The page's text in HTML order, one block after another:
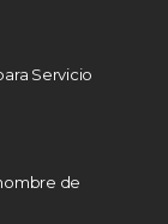
Servicio
de